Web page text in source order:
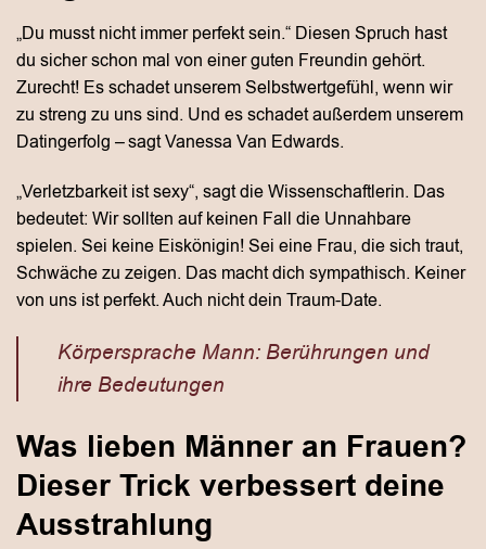
„Du musst nicht immer perfekt sein.“ Diesen Spruch hast
du sicher schon mal von einer guten Freundin gehört.
Zurecht! Es schadet unserem Selbstwertgefühl, wenn wir
zu streng zu uns sind. Und es schadet außerdem unserem
Datingerfolg – sagt Vanessa Van Edwards.
„Verletzbarkeit ist sexy“, sagt die Wissenschaftlerin. Das
bedeutet: Wir sollten auf keinen Fall die Unnahbare
spielen. Sei keine Eiskönigin! Sei eine Frau, die sich traut,
Schwäche zu zeigen. Das macht dich sympathisch. Keiner
von uns ist perfekt. Auch nicht dein Traum-Date.
Körpersprache Mann: Berührungen und
ihre Bedeutungen
Was lieben Männer an Frauen?
Dieser Trick verbessert deine
Ausstrahlung